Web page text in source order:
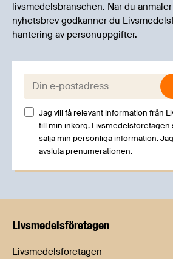
livsmedelsbranschen. När du
nyhetsbrev godkänner du
hantering av personuppgifter.
E-post:
Jag vill få relevant information från
till min inkorg. Livsmedelsföretagen
sälja min personliga information.
avsluta prenumerationen.
Livsmedels­företagen
Livsmedelsföretagen